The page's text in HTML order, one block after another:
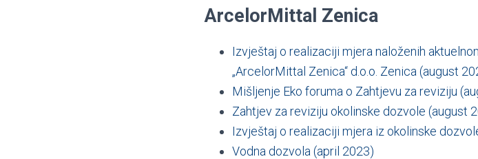
ArcelorMittal Zenica
Izvještaj o realizaciji mjera naloženih
„ArcelorMittal Zenica“ d.o.o. Zenica (august
Mišljenje Eko foruma o Zahtjevu za reviziju
Zahtjev za reviziju okolinske dozvole (august
Izvještaj o realizaciji mjera iz okolinske
Vodna dozvola (april 2023)